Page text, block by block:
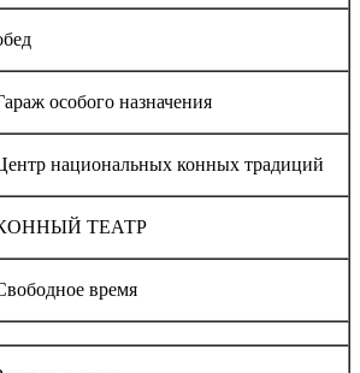
особого назначения
национальных конных традиций
ТЕАТР
время